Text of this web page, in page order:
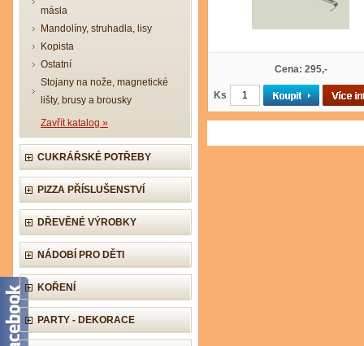
másla
Mandolíny, struhadla, lisy
Kopista
Ostatní
Stojany na nože, magnetické
lišty, brusy a brousky
Zavřít katalog »
CUKRÁŘSKÉ POTŘEBY
PIZZA PŘÍSLUŠENSTVÍ
DŘEVĚNÉ VÝROBKY
NÁDOBÍ PRO DĚTI
KOŘENÍ
PARTY - DEKORACE
Cena: 295,-
Ks